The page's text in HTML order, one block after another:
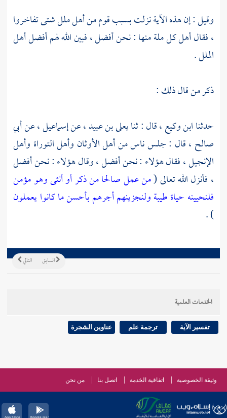
وقيل : إن هذه الآية نزلت بسبب قوم من أهل ملل شتى تفاخروا
، فقال أهل كل ملة منها : نحن أفضل ، فبين الله لهم أفضل أهل
الملل .
ذكر من قال ذلك :
حدثناابن وكيع ،قال : ثنايعلى بن عبيد ،عنإسماعيل ،عنأبي
صالح ،قال : جلس ناس من أهل الأوثان وأهل التوراة وأهل
الإنجيل ،فقال هؤلاء : نحن أفضل ، وقال هؤلاء : نحن أفضل
، فأنزل الله تعالى (من عمل صالحا من ذكر أو أنثى وهو مؤمن
فلنحيينه حياة طيبة ولنجزينهم أجرهم بأحسن ما كانوا يعملون
) .
التالي السابق
الخدمات العلمية
تفسير الآية ترجمة علم عناوين الشجرة
وثيقة الخصوصية اتفاقية الخدمة اتصل بنا من نحن